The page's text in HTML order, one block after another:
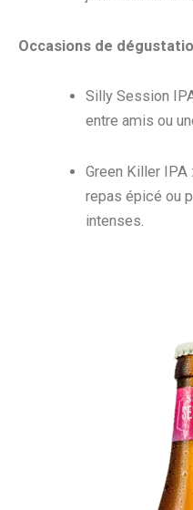
Occasions de
Silly Session
entre amis ou
Green Killer IPA
repas épicé ou
intenses.